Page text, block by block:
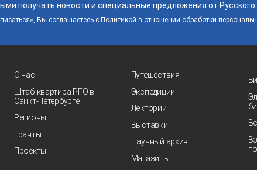
получать новости и специальные предложения от Русского
Вы соглашаетесь с Политикой в отношении обработки
О нас
Штаб-квартира РГО в
Санкт‑Петербурге
Регионы
Гранты
Проекты
Путешествия
Экспедиции
Лектории
Выставки
Научный архив
Магазины